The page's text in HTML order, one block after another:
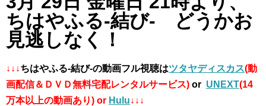
ちはやふる-結び- どうかお
見逃しなく！
↓↓↓ちはやふる-結び-の動画フル視聴はツタヤディスカス(動
画配信＆ＤＶＤ無料宅配レンタルサービス) or UNEXT(14
万本以上の動画あり) or Hulu↓↓↓